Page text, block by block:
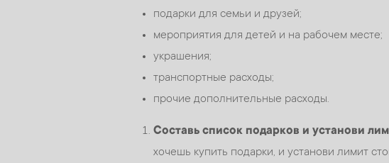
подарки для семьи и друзей;
мероприятия для детей и на рабочем месте;
украшения;
транспортные расходы;
прочие дополнительные расходы.
Составь список подарков и установи
хочешь купить подарки, и установи лимит